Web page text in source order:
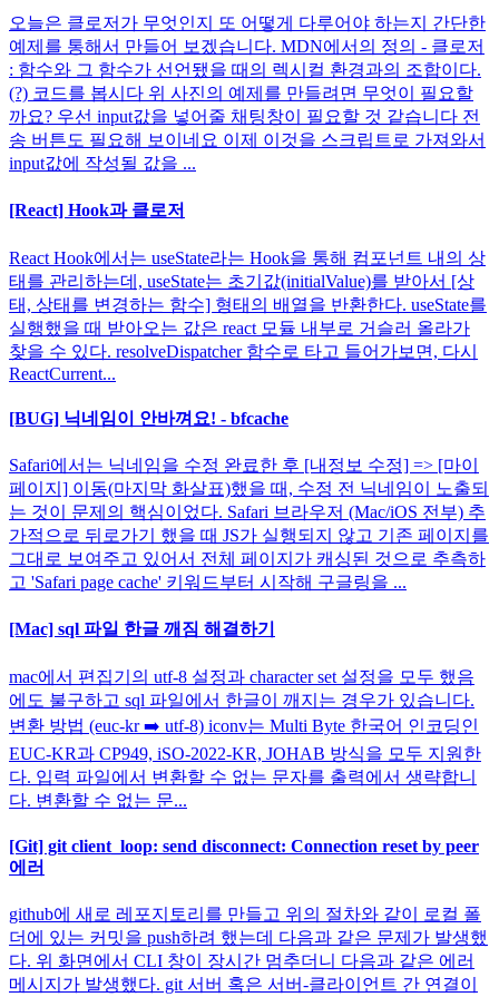
오늘은 클로저가 무엇인지 또 어떻게 다루어야 하는지 간단한
예제를 통해서 만들어 보겠습니다. MDN에서의 정의 - 클로저
: 함수와 그 함수가 선언됐을 때의 렉시컬 환경과의 조합이다.
(?) 코드를 봅시다 위 사진의 예제를 만들려면 무엇이 필요할
까요? 우선 input값을 넣어줄 채팅창이 필요할 것 같습니다 전
송 버튼도 필요해 보이네요 이제 이것을 스크립트로 가져와서
input값에 작성될 값을 ...
[React] Hook과 클로저
React Hook에서는 useState라는 Hook을 통해 컴포넌트 내의 상
태를 관리하는데, useState는 초기값(initialValue)를 받아서 [상
태, 상태를 변경하는 함수] 형태의 배열을 반환한다. useState를
실행했을 때 받아오는 값은 react 모듈 내부로 거슬러 올라가
찾을 수 있다. resolveDispatcher 함수로 타고 들어가보면, 다시
ReactCurrent...
[BUG] 닉네임이 안바껴요! - bfcache
Safari에서는 닉네임을 수정 완료한 후 [내정보 수정] => [마이
페이지] 이동(마지막 화살표)했을 때, 수정 전 닉네임이 노출되
는 것이 문제의 핵심이었다. Safari 브라우저 (Mac/iOS 전부) 추
가적으로 뒤로가기 했을 때 JS가 실행되지 않고 기존 페이지를
그대로 보여주고 있어서 전체 페이지가 캐싱된 것으로 추측하
고 'Safari page cache' 키워드부터 시작해 구글링을 ...
[Mac] sql 파일 한글 깨짐 해결하기
mac에서 편집기의 utf-8 설정과 character set 설정을 모두 했음
에도 불구하고 sql 파일에서 한글이 깨지는 경우가 있습니다.
변환 방법 (euc-kr ➡️ utf-8) iconv는 Multi Byte 한국어 인코딩인
EUC-KR과 CP949, iSO-2022-KR, JOHAB 방식을 모두 지원한
다. 입력 파일에서 변환할 수 없는 문자를 출력에서 생략합니
다. 변환할 수 없는 문...
[Git] git client_loop: send disconnect: Connection reset by peer
에러
github에 새로 레포지토리를 만들고 위의 절차와 같이 로컬 폴
더에 있는 커밋을 push하려 했는데 다음과 같은 문제가 발생했
다. 위 화면에서 CLI 창이 장시간 멈추더니 다음과 같은 에러
메시지가 발생했다. git 서버 혹은 서버-클라이언트 간 연결이